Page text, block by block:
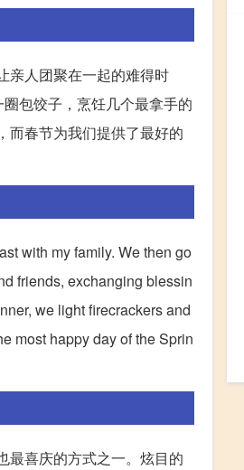
亲人团聚在一起的难得时
包饺子，烹饪几个最拿手的
而春节为我们提供了最好的
with my family. We then go
friends, exchanging blessin
we light firecrackers and
most happy day of the Sprin
最喜庆的方式之一。炫目的